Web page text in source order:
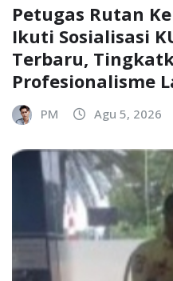
Petugas Rutan
Ikuti Sosialisasi
Terbaru,
Profesionalisme
PM Agu 5, 2026